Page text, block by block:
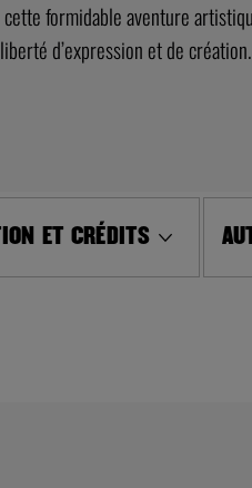
formidable aventure
d’expression et de création.
ET CRÉDITS